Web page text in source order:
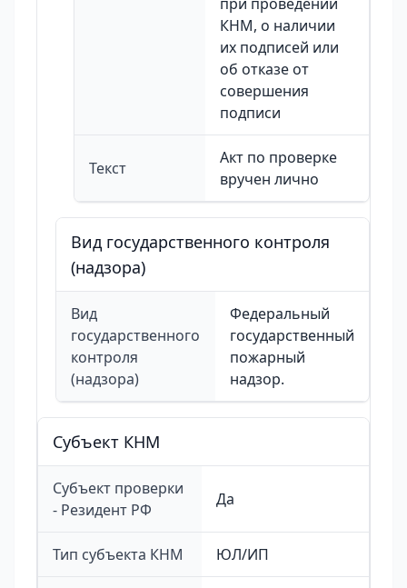
КНМ, о наличии
их подписей или
об отказе от
совершения
подписи
Текст
Акт по проверке
вручен лично
Вид государственного контроля
(надзора)
Вид
государственного
контроля
(надзора)
Федеральный
государственный
пожарный
надзор.
Cубъект КНМ
Субъект проверки
- Резидент РФ
Да
Тип субъекта КНМ ЮЛ/ИП